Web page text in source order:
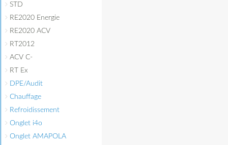
STD
RE2020 Energie
RE2020 ACV
RT2012
ACV C-
RT Ex
DPE/Audit
Chauffage
Refroidissement
Onglet i4o
Onglet AMAPOLA